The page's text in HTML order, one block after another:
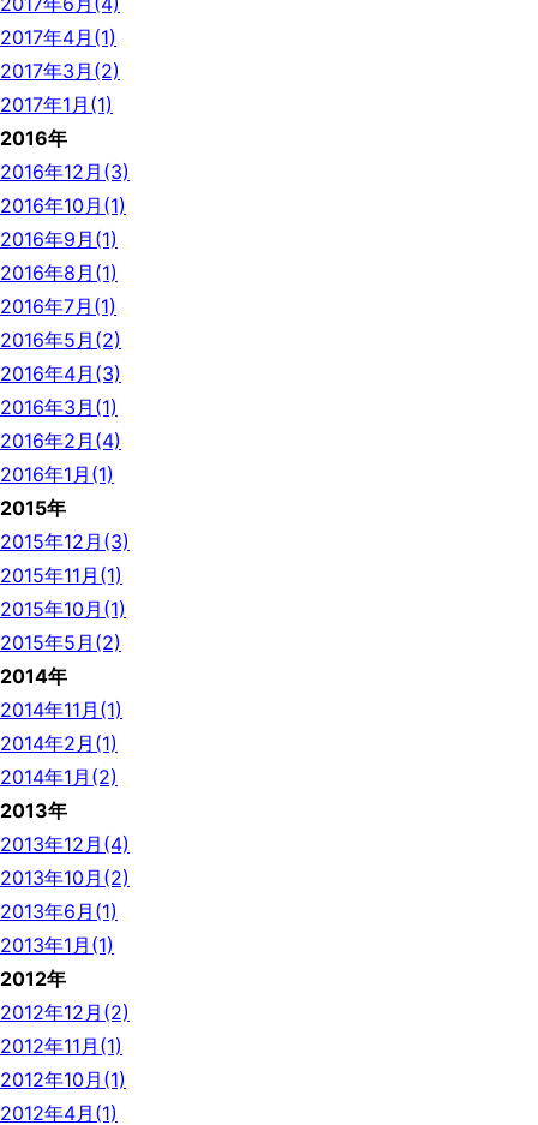
2017年4月(1)
2017年3月(2)
2017年1月(1)
2016年
2016年12月(3)
2016年10月(1)
2016年9月(1)
2016年8月(1)
2016年7月(1)
2016年5月(2)
2016年4月(3)
2016年3月(1)
2016年2月(4)
2016年1月(1)
2015年
2015年12月(3)
2015年11月(1)
2015年10月(1)
2015年5月(2)
2014年
2014年11月(1)
2014年2月(1)
2014年1月(2)
2013年
2013年12月(4)
2013年10月(2)
2013年6月(1)
2013年1月(1)
2012年
2012年12月(2)
2012年11月(1)
2012年10月(1)
2012年4月(1)